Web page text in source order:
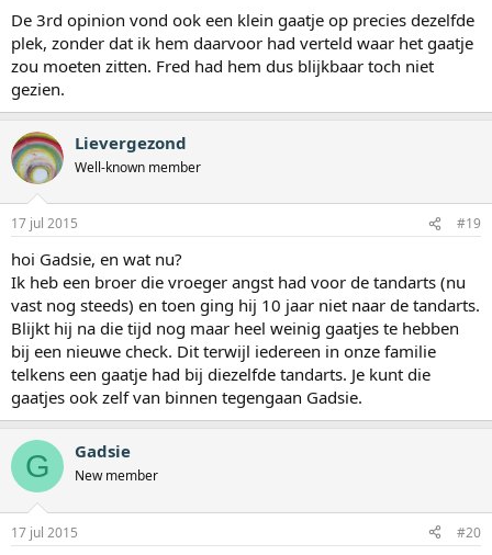
De 3rd opinion vond ook een klein gaatje op precies dezelfde
plek, zonder dat ik hem daarvoor had verteld waar het gaatje
zou moeten zitten. Fred had hem dus blijkbaar toch niet
gezien.
Lievergezond
Well-known member
17 jul 2015 #19
hoi Gadsie, en wat nu?
Ik heb een broer die vroeger angst had voor de tandarts (nu
vast nog steeds) en toen ging hij 10 jaar niet naar de tandarts.
Blijkt hij na die tijd nog maar heel weinig gaatjes te hebben
bij een nieuwe check. Dit terwijl iedereen in onze familie
telkens een gaatje had bij diezelfde tandarts. Je kunt die
gaatjes ook zelf van binnen tegengaan Gadsie.
G Gadsie
New member
17 jul 2015 #20